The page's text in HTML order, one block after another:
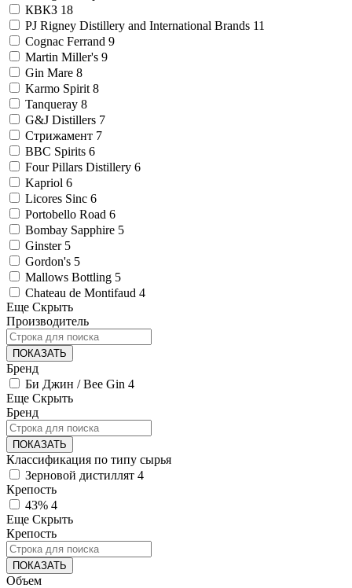
КВКЗ 18
PJ Rigney Distillery and International Brands 11
Cognac Ferrand 9
Martin Miller's 9
Gin Mare 8
Karmo Spirit 8
Tanqueray 8
G&J Distillers 7
Стрижамент 7
BBC Spirits 6
Four Pillars Distillery 6
Kapriol 6
Licores Sinc 6
Portobello Road 6
Bombay Sapphire 5
Ginster 5
Gordon's 5
Mallows Bottling 5
Chateau de Montifaud 4
Еще Скрыть
Производитель
ПОКАЗАТЬ
Бренд
Би Джин / Bee Gin 4
Еще Скрыть
Бренд
ПОКАЗАТЬ
Классификация по типу сырья
Зерновой дистиллят 4
Крепость
43% 4
Еще Скрыть
Крепость
ПОКАЗАТЬ
Объем